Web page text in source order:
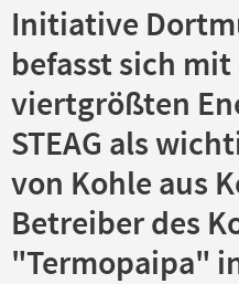
Initiative
befasst sich mit
viertgrößten
STEAG als
von Kohle aus
Betreiber des
"Termopaipa"